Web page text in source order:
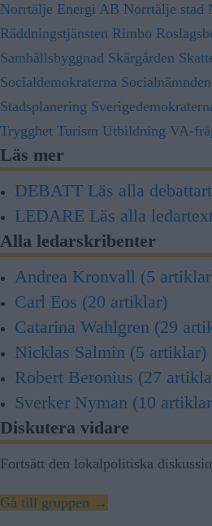
Norrtälje Energi AB Norrtälje stad
Räddningstjänsten Rimbo
Samhällsbyggnad Skärgården
Socialdemokraterna Socialnämnden
Stadsplanering
Trygghet Turism Utbildning VA-
Läs mer
DEBATT Läs alla
LEDARE Läs alla
Alla ledarskribenter
Andrea Kronvall (5
Carl Eos (20 artiklar)
Catarina Wahlgren (29
Nicklas Salmin (5 artiklar)
Robert Beronius (27
Sverker Nyman (10
Diskutera vidare
Fortsätt den lokalpolitiska
Gå till gruppen →